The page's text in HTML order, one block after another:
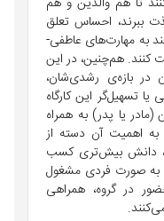
ببرند، احساس تعلق
به مهارت‌های عاطفی-
کنند. هم‌چنین، در این
در بازه‌ی رشدی‌شان،
تسهیل‌گر این کارگاه
یا پدر) به همراه
به اهمیت آن دسته از
دانش بیش‌تری کسب
به صورت فردی مشغول
در گروه، همراهی